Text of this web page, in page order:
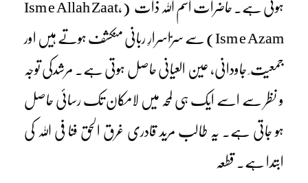
ہوتی ہے۔ حاضرات اسم اللہ ذات (Ism e Allah Zaat,
Ism e Azam) سے سرّاسرارِ ربانی منکشف ہوتے ہیں اور
جمعیت ِ جاودانی، عین العیانی حاصل ہوتی ہے۔ مرشدکی توجہ
و نظر سے اسے ایک ہی لمحہ میں لامکان تک رسائی حاصل
ہو جاتی ہے۔ یہ طالب مرید قادری غرق الحق فنا فی اللہ کی
ابتدا ہے۔ قطعہ